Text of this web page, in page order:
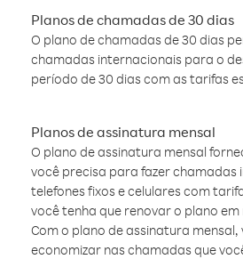
Planos de chamadas de 30 dias
O plano de chamadas de 30 dias
chamadas internacionais para o
período de 30 dias com as tarifas
Planos de assinatura mensal
O plano de assinatura mensal
você precisa para fazer chamadas
telefones fixos e celulares com
você tenha que renovar o plano
Com o plano de assinatura mensal,
economizar nas chamadas que